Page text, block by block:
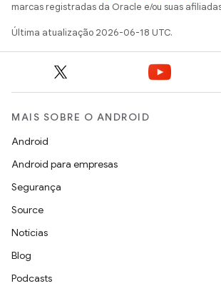
marcas registradas da Oracle e/ou suas
Última atualização 2026-06-18 UTC.
MAIS SOBRE O ANDROID
Android
Android para empresas
Segurança
Source
Notícias
Blog
Podcasts